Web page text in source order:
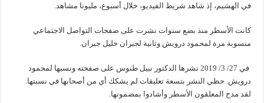
في الهشيم، إذ شاهد شريط الفيديو، خلال أسبوع، مليونا مشاهد.
كانت الأسطر منذ بضع سنوات نشرت على صفحات التواصل الاجتماعي
منسوبة مرة لمحمود درويش وثانية لجبران خليل جبران.
في 27/ 3/ 2019 نشرها الدكتور نبيل طنوس على صفحته ونسبها لمحمود
درويش. حظي النشر بتسعة تعليقات لم يشكك أي من أصحابها في نسبتها.
لقد مدح المعلقون الأسطر وأشادوا بمضمونها.